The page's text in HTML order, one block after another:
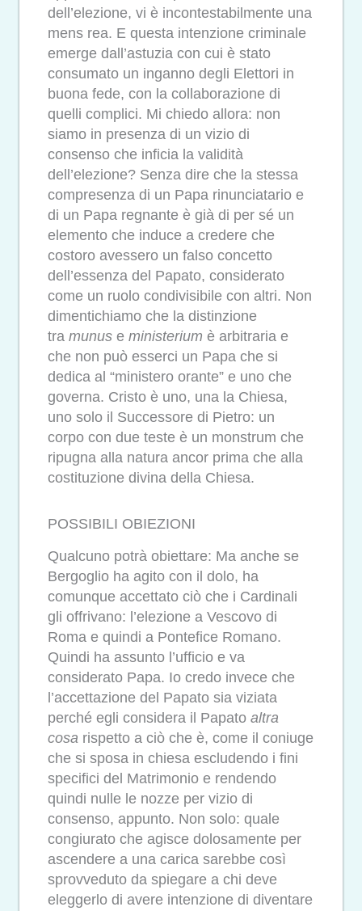
dell’elezione, vi è incontestabilmente una
mens rea. E questa intenzione criminale
emerge dall’astuzia con cui è stato
consumato un inganno degli Elettori in
buona fede, con la collaborazione di
quelli complici. Mi chiedo allora: non
siamo in presenza di un vizio di
consenso che inficia la validità
dell’elezione? Senza dire che la stessa
compresenza di un Papa rinunciatario e
di un Papa regnante è già di per sé un
elemento che induce a credere che
costoro avessero un falso concetto
dell’essenza del Papato, considerato
come un ruolo condivisibile con altri. Non
dimentichiamo che la distinzione
tra munus e ministerium è arbitraria e
che non può esserci un Papa che si
dedica al “ministero orante” e uno che
governa. Cristo è uno, una la Chiesa,
uno solo il Successore di Pietro: un
corpo con due teste è un monstrum che
ripugna alla natura ancor prima che alla
costituzione divina della Chiesa.
POSSIBILI OBIEZIONI
Qualcuno potrà obiettare: Ma anche se
Bergoglio ha agito con il dolo, ha
comunque accettato ciò che i Cardinali
gli offrivano: l’elezione a Vescovo di
Roma e quindi a Pontefice Romano.
Quindi ha assunto l’ufficio e va
considerato Papa. Io credo invece che
l’accettazione del Papato sia viziata
perché egli considera il Papato altra
cosa rispetto a ciò che è, come il coniuge
che si sposa in chiesa escludendo i fini
specifici del Matrimonio e rendendo
quindi nulle le nozze per vizio di
consenso, appunto. Non solo: quale
congiurato che agisce dolosamente per
ascendere a una carica sarebbe così
sprovveduto da spiegare a chi deve
eleggerlo di avere intenzione di diventare